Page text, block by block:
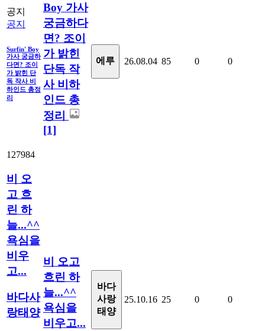
공지
공지
Surfin' Boy
가사 궁금하
다면? 조이
가 밝힌 단
독 작사 비
하인드 총정
리
Boy 가사
궁금하다
면? 조이
가 밝힌
단독 작
사 비하
인드 총
정리
[1]
에루 26.08.04 85 0 0
127984
비 오
고 흐
린 하
늘...^^
욕심을
비우
고...
바다사
랑태양
비 오고
흐린 하
늘...^^
욕심을
비우고...
바다
사랑
태양
25.10.16 25 0 0